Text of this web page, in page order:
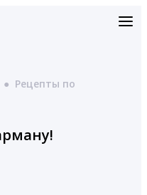
● Рецепты по